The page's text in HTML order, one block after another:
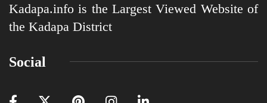
Kadapa.info is the Largest Viewed Website of
the Kadapa District
Social